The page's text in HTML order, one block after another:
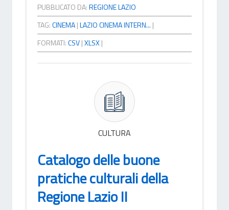
PUBBLICATO DA:REGIONE LAZIO
TAG:CINEMA|LAZIO CINEMA INTERN... |
FORMATI:CSV|XLSX|
CULTURA
Catalogo delle buone
pratiche culturali della
Regione Lazio II